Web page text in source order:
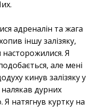
адреналін та жага
іншу залізяку,
Я
але мені
кинув залізяку у
дурних
Я натягнув куртку на